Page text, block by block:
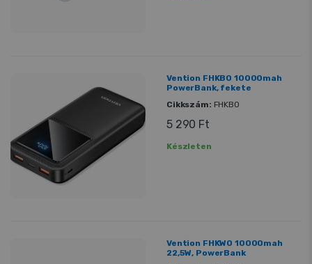
Vention FHKB0 10000mah
PowerBank, fekete
Cikkszám: FHKB0
5 290 Ft
Készleten
Vention FHKW0 10000mah
22,5W, PowerBank